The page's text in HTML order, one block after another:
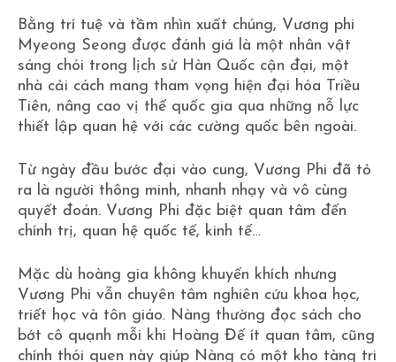
Bằng trí tuệ và tầm nhìn xuất chúng, Vương phi
Myeong Seong được đánh giá là một nhân vật
sáng chói trong lịch sử Hàn Quốc cận đại, một
nhà cải cách mang tham vọng hiện đại hóa Triều
Tiên, nâng cao vị thế quốc gia qua những nỗ lực
thiết lập quan hệ với các cường quốc bên ngoài.
Từ ngày đầu bước đại vào cung, Vương Phi đã tỏ
ra là người thông minh, nhanh nhạy và vô cùng
quyết đoán. Vương Phi đặc biệt quan tâm đến
chính trị, quan hệ quốc tế, kinh tế…
Mặc dù hoàng gia không khuyến khích nhưng
Vương Phi vẫn chuyên tâm nghiên cứu khoa học,
triết học và tôn giáo. Nàng thường đọc sách cho
bớt cô quạnh mỗi khi Hoàng Đế ít quan tâm, cũng
chính thói quen này giúp Nàng có một kho tàng tri